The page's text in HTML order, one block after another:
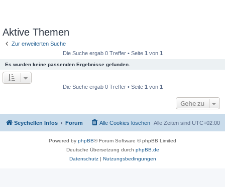
Aktive Themen
Zur erweiterten Suche
Die Suche ergab 0 Treffer • Seite 1 von 1
Es wurden keine passenden Ergebnisse gefunden.
Die Suche ergab 0 Treffer • Seite 1 von 1
Gehe zu
Seychellen Infos Forum Alle Zeiten sind UTC+02:00
Alle Cookies löschen
Powered by phpBB® Forum Software © phpBB Limited
Deutsche Übersetzung durch phpBB.de
Datenschutz| Nutzungsbedingungen